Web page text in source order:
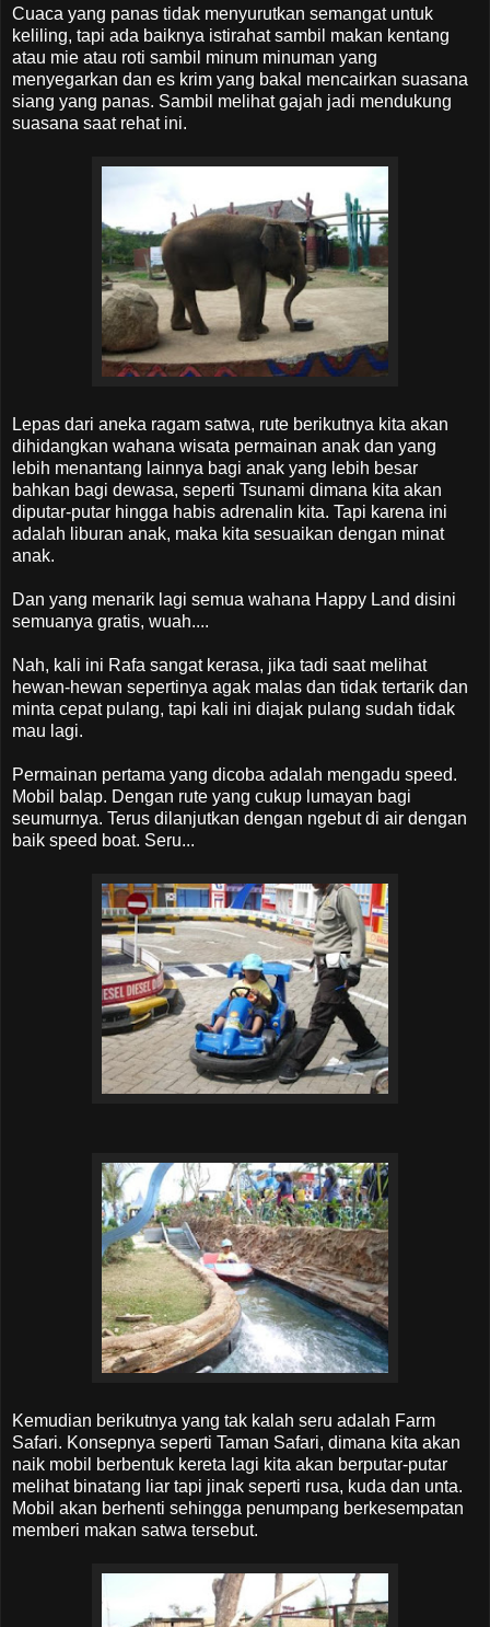
Cuaca yang panas tidak menyurutkan semangat untuk
keliling, tapi ada baiknya istirahat sambil makan kentang
atau mie atau roti sambil minum minuman yang
menyegarkan dan es krim yang bakal mencairkan suasana
siang yang panas. Sambil melihat gajah jadi mendukung
suasana saat rehat ini.
Lepas dari aneka ragam satwa, rute berikutnya kita akan
dihidangkan wahana wisata permainan anak dan yang
lebih menantang lainnya bagi anak yang lebih besar
bahkan bagi dewasa, seperti Tsunami dimana kita akan
diputar-putar hingga habis adrenalin kita. Tapi karena ini
adalah liburan anak, maka kita sesuaikan dengan minat
anak.
Dan yang menarik lagi semua wahana Happy Land disini
semuanya gratis, wuah....
Nah, kali ini Rafa sangat kerasa, jika tadi saat melihat
hewan-hewan sepertinya agak malas dan tidak tertarik dan
minta cepat pulang, tapi kali ini diajak pulang sudah tidak
mau lagi.
Permainan pertama yang dicoba adalah mengadu speed.
Mobil balap. Dengan rute yang cukup lumayan bagi
seumurnya. Terus dilanjutkan dengan ngebut di air dengan
baik speed boat. Seru...
Kemudian berikutnya yang tak kalah seru adalah Farm
Safari. Konsepnya seperti Taman Safari, dimana kita akan
naik mobil berbentuk kereta lagi kita akan berputar-putar
melihat binatang liar tapi jinak seperti rusa, kuda dan unta.
Mobil akan berhenti sehingga penumpang berkesempatan
memberi makan satwa tersebut.